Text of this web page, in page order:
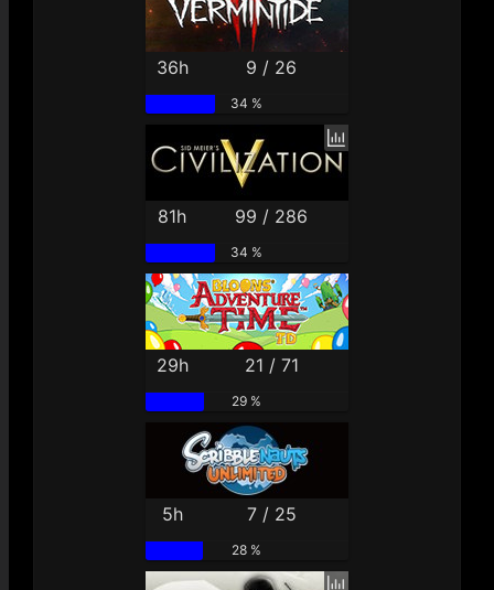
36h 9 / 26
34 %
81h 99 / 286
34 %
29h 21 / 71
29 %
5h 7 / 25
28 %